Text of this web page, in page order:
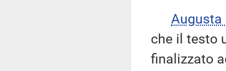
Augusta
che il testo
finalizzato